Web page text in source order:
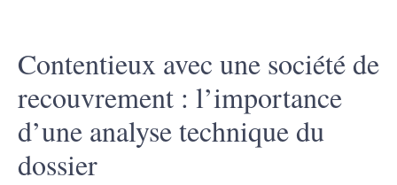
Contentieux avec une société de
recouvrement : l’importance
d’une analyse technique du
dossier